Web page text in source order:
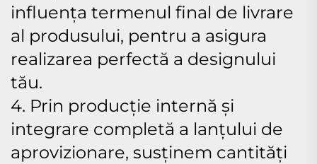
influența termenul final de livrare
al produsului, pentru a asigura
realizarea perfectă a designului
tău.
4. Prin producție internă și
integrare completă a lanțului de
aprovizionare, susținem cantități